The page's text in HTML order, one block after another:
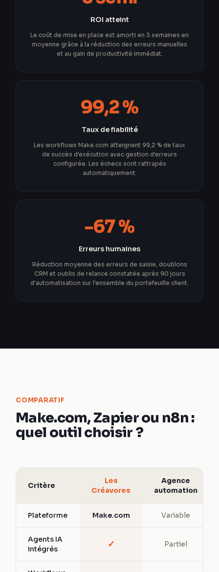
ROI atteint
Le coût de mise en place est amorti en 3 semaines en
moyenne grâce à la réduction des erreurs manuelles
et au gain de productivité immédiat.
99,2 %
Taux de fiabilité
Les workflows Make.com atteignent 99,2 % de taux
de succès d'exécution avec gestion d'erreurs
configurée. Les échecs sont rattrapés
automatiquement.
-67 %
Erreurs humaines
Réduction moyenne des erreurs de saisie, doublons
CRM et oublis de relance constatée après 90 jours
d'automatisation sur l'ensemble du portefeuille client.
COMPARATIF
Make.com, Zapier ou n8n :
quel outil choisir ?
Critère
Les
Créavores
Agence
automation
Plateforme Make.com Variable
Agents IA
intégrés
✓ Partiel